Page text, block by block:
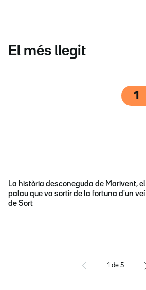
El més llegit
1
La història desconeguda de Marivent, el
palau que va sortir de la fortuna d'un veí
de Sort
1 de 5